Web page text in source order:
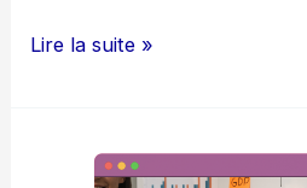
Lire la suite »
Développer